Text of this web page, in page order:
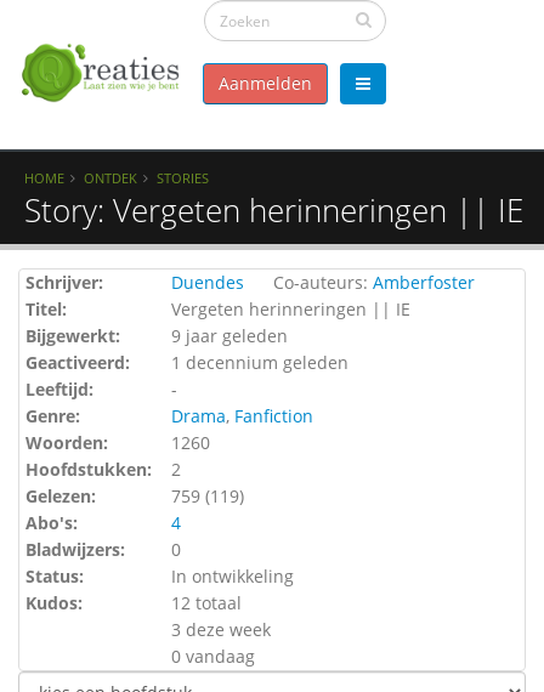
Aanmelden
HOME ONTDEK STORIES
Story: Vergeten herinneringen || IE
Schrijver: Duendes Co-auteurs: Amberfoster
Titel:
Vergeten herinneringen || IE
Bijgewerkt:
9 jaar geleden
Geactiveerd:
1 decennium geleden
Leeftijd:
-
Genre:
Drama, Fanfiction
Woorden:
1260
Hoofdstukken:
2
Gelezen:
759 (119)
Abo's:
4
Bladwijzers:
0
Status:
In ontwikkeling
Kudos:
12 totaal
3 deze week
0 vandaag